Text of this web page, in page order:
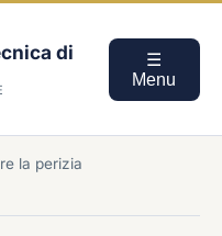
di
☰
Menu
la perizia